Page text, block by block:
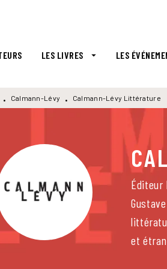
LES LIVRES arrow_drop_down LES
• Calmann-Lévy • Calmann-Lévy Littérature
Éditeur
et